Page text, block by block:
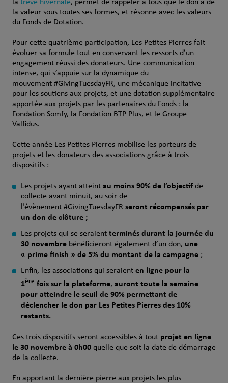
la trêve hivernale, permet de rappeler à tous que le don a de
la valeur sous toutes ses formes, et résonne avec les valeurs
du Fonds de Dotation.
Pour cette quatrième participation, Les Petites Pierres fait
évoluer sa formule tout en conservant les ressorts d’un
engagement réussi des donateurs. Une communication
intense, qui s’appuie sur la dynamique du
mouvement #GivingTuesdayFR, une mécanique incitative
pour les soutiens aux projets, et une dotation supplémentaire
apportée aux projets par les partenaires du Fonds : la
Fondation Somfy, la Fondation BTP Plus, et le Groupe
Valfidus.
Cette année Les Petites Pierres mobilise les porteurs de
projets et les donateurs des associations grâce à trois
dispositifs :
Les projets ayant atteint au moins 90% de l’objectifde
collecte avant minuit, au soir de
l’évènement #GivingTuesdayFR seront récompensés par
un don de clôture ;
Les projets qui se seraient terminés durant la journée du
30 novembrebénéficieront également d’un don, une
« prime finish » de 5% du montant de la campagne;
Enfin, les associations qui seraient en ligne pour la
1ère fois sur la plateforme, auront toute la semaine
pour atteindre le seuil de 90% permettant de
déclencher le don par Les Petites Pierres des 10%
restants.
Ces trois dispositifs seront accessibles à tout projet en ligne
le 30 novembre à 0h00quelle que soit la date de démarrage
de la collecte.
En apportant la dernière pierre aux projets les plus